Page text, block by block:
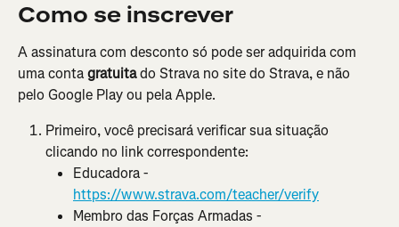
Como se inscrever
A assinatura com desconto só pode ser adquirida com
uma conta gratuita do Strava no site do Strava, e não
pelo Google Play ou pela Apple.
Primeiro, você precisará verificar sua situação
clicando no link correspondente:
Educadora -
https://www.strava.com/teacher/verify
Membro das Forças Armadas -